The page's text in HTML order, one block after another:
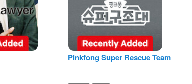
Pinkfong Super Rescue Team